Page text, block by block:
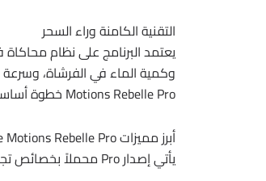
التقنية الكامنة وراء السحر
Motions Rebelle Pro خطوة أساسية لكل فنان جاد.
أبرز مميزات Escape Motions Rebelle Pro
يأتي إصدار Pro محملاً بخصائص تجعله يتفوق على منافسيه في مجال الفن الرقمي الأصيل.